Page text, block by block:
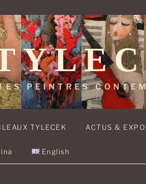
PEINTRES
TYLECEK ACTUS &
English